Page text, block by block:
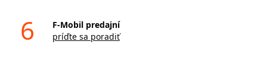
6
F-Mobil predajní
príďte sa poradiť